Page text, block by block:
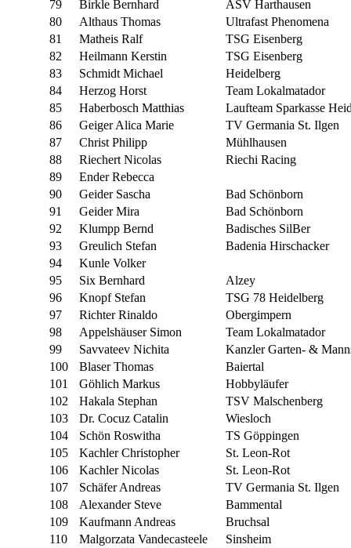
79
Birkle Bernhard
ASV Harthausen
80
Althaus Thomas
Ultrafast Phenomena
81
Matheis Ralf
TSG Eisenberg
82
Heilmann Kerstin
TSG Eisenberg
83
Schmidt Michael
Heidelberg
84
Herzog Horst
Team Lokalmatador
85
Haberbosch Matthias
Laufteam Sparkasse
86
Geiger Alica Marie
TV Germania St. Ilgen
87
Christ Philipp
Mühlhausen
88
Riechert Nicolas
Riechi Racing
89
Ender Rebecca
90
Geider Sascha
Bad Schönborn
91
Geider Mira
Bad Schönborn
92
Klumpp Bernd
Badisches SilBer
93
Greulich Stefan
Badenia Hirschacker
94
Kunle Volker
95
Six Bernhard
Alzey
96
Knopf Stefan
TSG 78 Heidelberg
97
Richter Rinaldo
Obergimpern
98
Appelshäuser Simon
Team Lokalmatador
99
Savvateev Nichita
Kanzler Garten- &
100
Blaser Thomas
Baiertal
101
Göhlich Markus
Hobbyläufer
102
Hakala Stephan
TSV Malschenberg
103
Dr. Cocuz Catalin
Wiesloch
104
Schön Roswitha
TS Göppingen
105
Kachler Christopher
St. Leon-Rot
106
Kachler Nicolas
St. Leon-Rot
107
Schäfer Andreas
TV Germania St. Ilgen
108
Alexander Steve
Bammental
109
Kaufmann Andreas
Bruchsal
110
Malgorzata Vandecasteele Sinsheim